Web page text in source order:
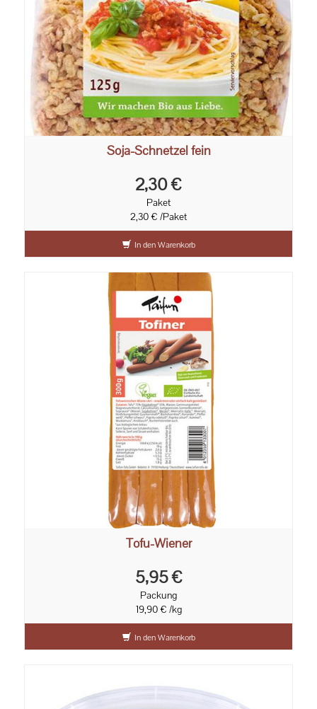
Soja-Schnetzel fein
2,30 €
Paket
2,30 € /Paket
In den Warenkorb
Tofu-Wiener
5,95 €
Packung
19,90 € /kg
In den Warenkorb